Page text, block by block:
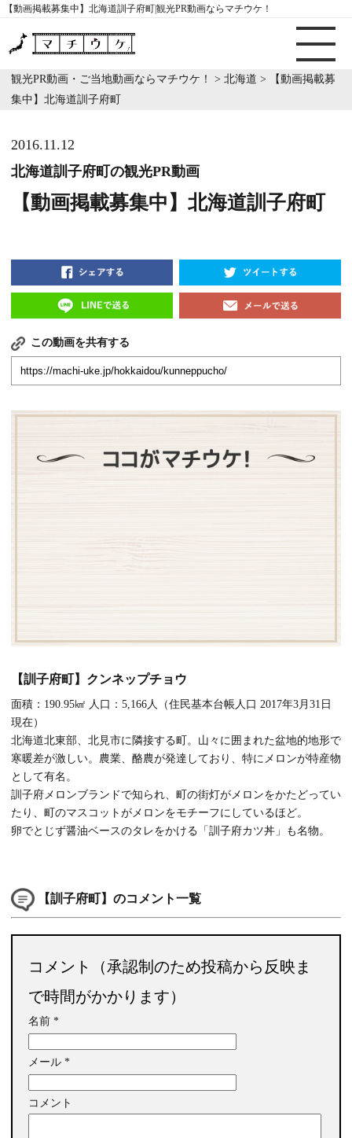
【動画掲載募集中】北海道訓子府町|観光PR動画ならマチウケ！
観光PR動画・ご当地動画ならマチウケ！ > 北海道 >
【動画掲載募
集中】北海道訓子府町
2016.11.12
北海道訓子府町の観光PR動画
【動画掲載募集中】北海道訓子府町
この動画を共有する
【訓子府町】クンネップチョウ
面積：190.95㎢ 人口：5,166人（住民基本台帳人口 2017年3月31日
現在）
北海道北東部、北見市に隣接する町。山々に囲まれた盆地的地形で
寒暖差が激しい。農業、酪農が発達しており、特にメロンが特産物
として有名。
訓子府メロンブランドで知られ、町の街灯がメロンをかたどってい
たり、町のマスコットがメロンをモチーフにしているほど。
卵でとじず醤油ベースのタレをかける「訓子府カツ丼」も名物。
【訓子府町】のコメント一覧
コメント（承認制のため投稿から反映ま
で時間がかかります）
名前 *
メール *
コメント